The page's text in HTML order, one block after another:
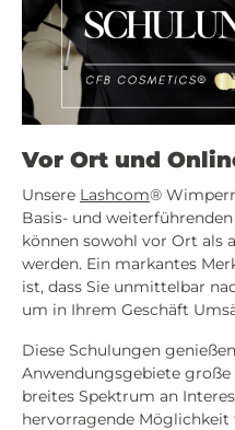
Vor Ort und
Unsere Lashcom®
Basis- und
können sowohl vor Ort als
werden. Ein markantes
ist, dass Sie unmittelbar
um in Ihrem Geschäft
Diese Schulungen
Anwendungsgebiete
breites Spektrum an
hervorragende Möglichkeit